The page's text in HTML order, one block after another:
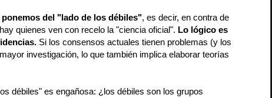
del "lado de los débiles", es decir, en contra de
quienes ven con recelo la "ciencia oficial". Lo lógico es
Si los consensos actuales tienen problemas (y los
investigación, lo que también implica elaborar teorías
débiles" es engañosa: ¿los débiles son los grupos